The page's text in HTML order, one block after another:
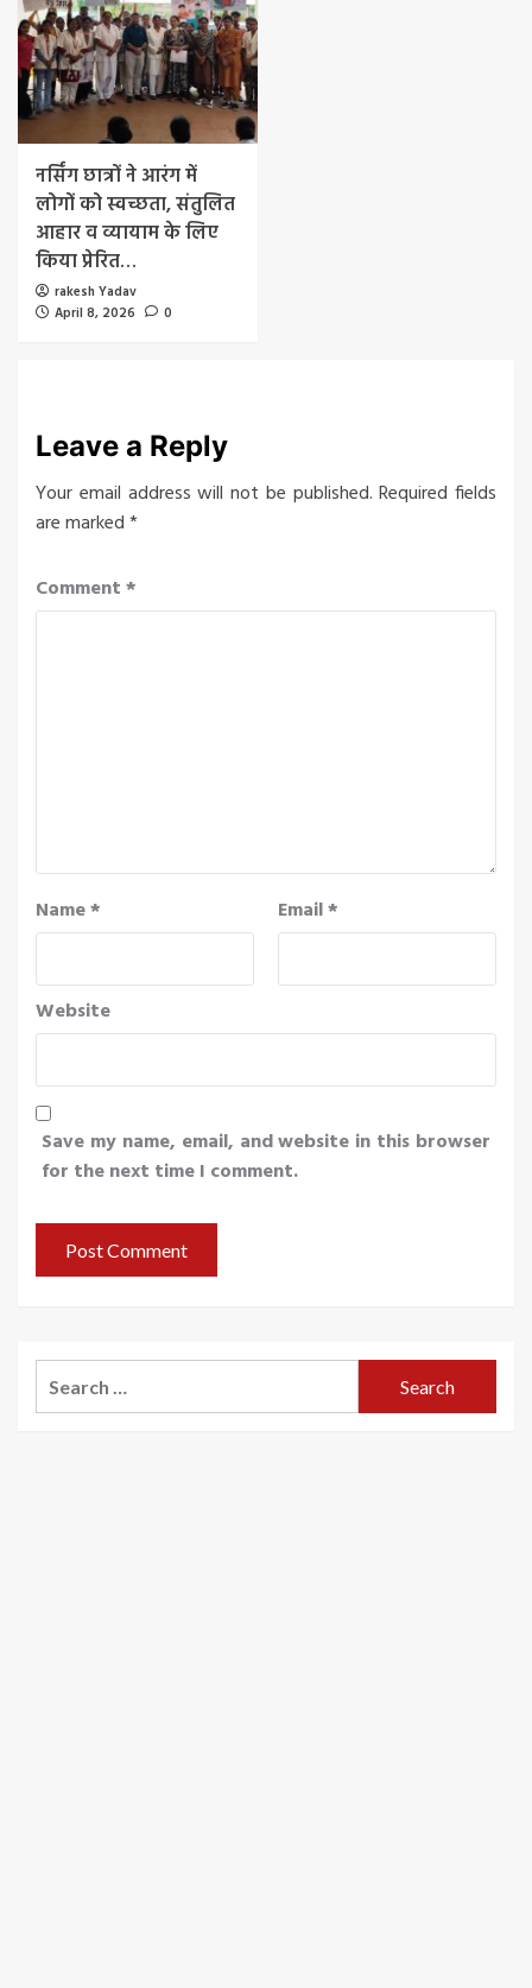
नर्सिंग छात्रों ने आरंग में
लोगों को स्वच्छता, संतुलित
आहार व व्यायाम के लिए
किया प्रेरित…
rakesh Yadav
April 8, 2026
0
Leave a Reply
Your email address will not be published. Required fields
are marked*
Comment*
Name* Email*
Website
Save my name, email, and website in this browser
for the next time I comment.
Search
for: